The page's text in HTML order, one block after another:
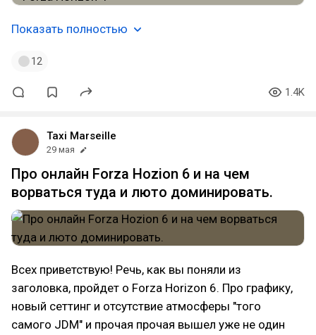
Показать полностью
12
1.4K
Taxi Marseille
29 мая
Про онлайн Forza Hozion 6 и на чем
ворваться туда и люто доминировать.
Всех приветствую! Речь, как вы поняли из
заголовка, пройдет о Forza Horizon 6. Про графику,
новый сеттинг и отсутствие атмосферы "того
самого JDM" и прочая прочая вышел уже не один